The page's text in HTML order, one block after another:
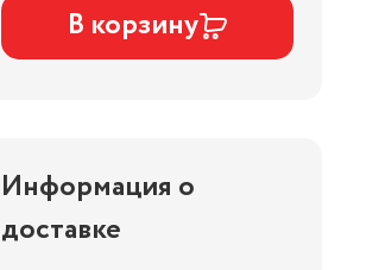
В корзину
Информация о
доставке